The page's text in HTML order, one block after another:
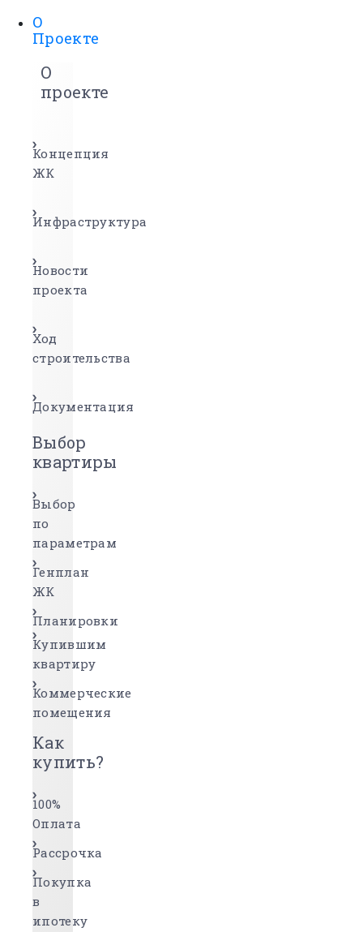
О
Проекте
О
проекте
Концепция
ЖК
Инфраструктура
Новости
проекта
Ход
строительства
Документация
Выбор
квартиры
Выбор
по
параметрам
Генплан
ЖК
Планировки
Купившим
квартиру
Коммерческие
помещения
Как
купить?
100%
Оплата
Рассрочка
Покупка
в
ипотеку